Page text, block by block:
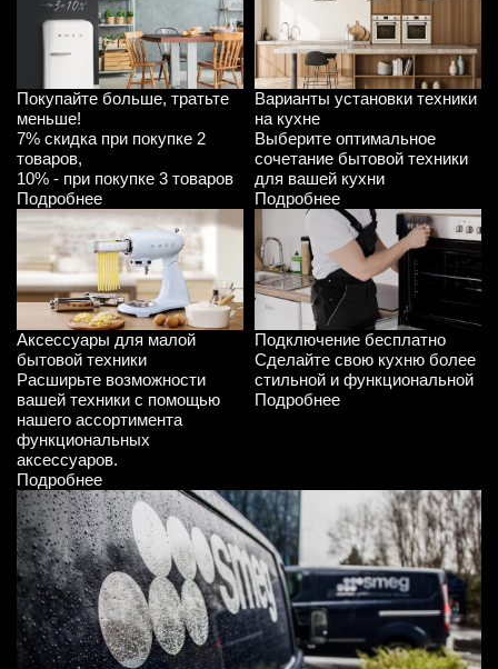
Покупайте больше, тратьте
меньше!
7% скидка при покупке 2
товаров,
10% - при покупке 3 товаров
Подробнее
Варианты установки техники
на кухне
Выберите оптимальное
сочетание бытовой техники
для вашей кухни
Подробнее
Аксессуары для малой
бытовой техники
Расширьте возможности
вашей техники с помощью
нашего ассортимента
функциональных
аксессуаров.
Подробнее
Подключение бесплатно
Сделайте свою кухню более
стильной и функциональной
Подробнее